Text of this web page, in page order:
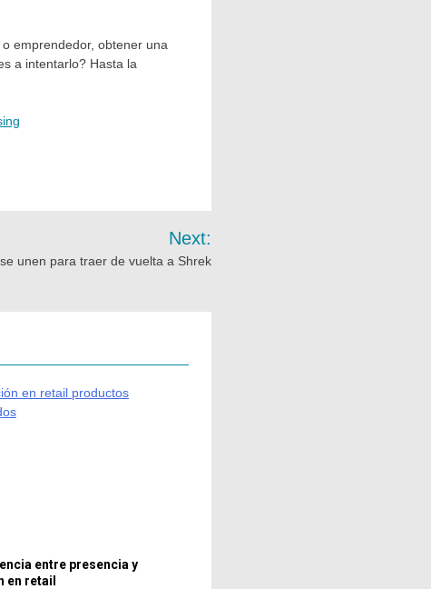
emprendedor, obtener una
a intentarlo? Hasta la
Next:
unen para traer de vuelta a Shrek
entre presencia y
en retail